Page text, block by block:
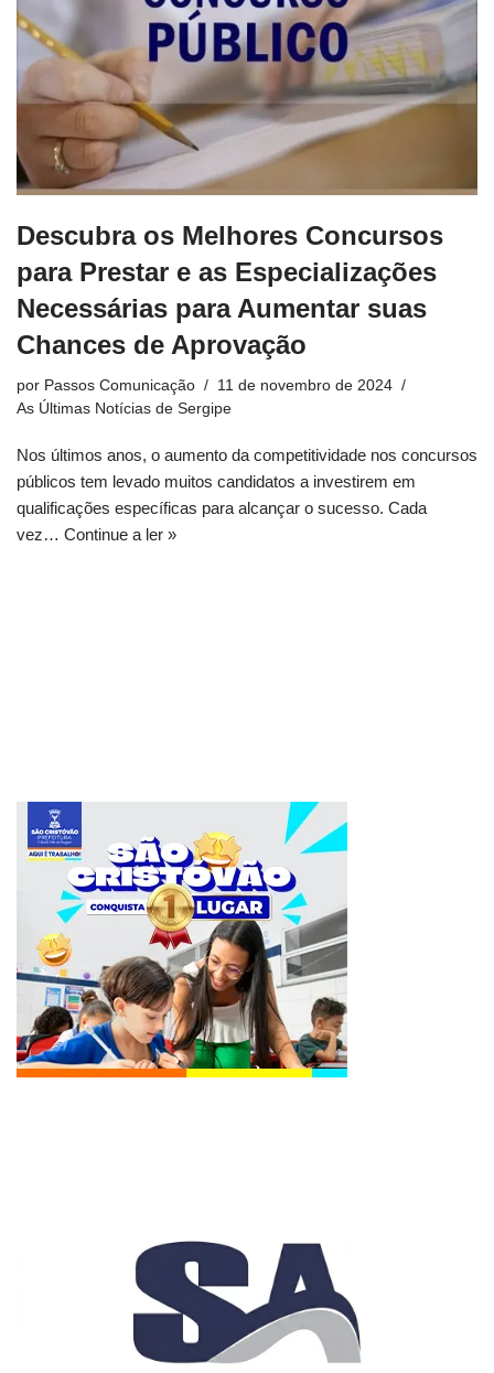
Descubra os Melhores Concursos
para Prestar e as Especializações
Necessárias para Aumentar suas
Chances de Aprovação
por Passos Comunicação
11 de novembro de 2024
As Últimas Notícias de Sergipe
Nos últimos anos, o aumento da competitividade nos concursos
públicos tem levado muitos candidatos a investirem em
qualificações específicas para alcançar o sucesso. Cada
vez… Continue a ler »